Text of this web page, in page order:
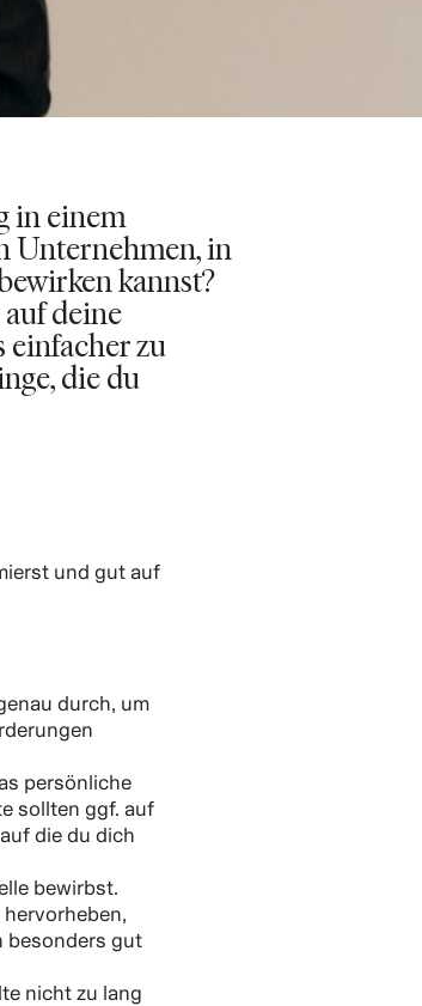
in einem
Unternehmen, in
kannst?
deine
einfacher zu
die du
und gut auf
durch, um
persönliche
sollten ggf. auf
die du dich
bewirbst.
besonders gut
nicht zu lang